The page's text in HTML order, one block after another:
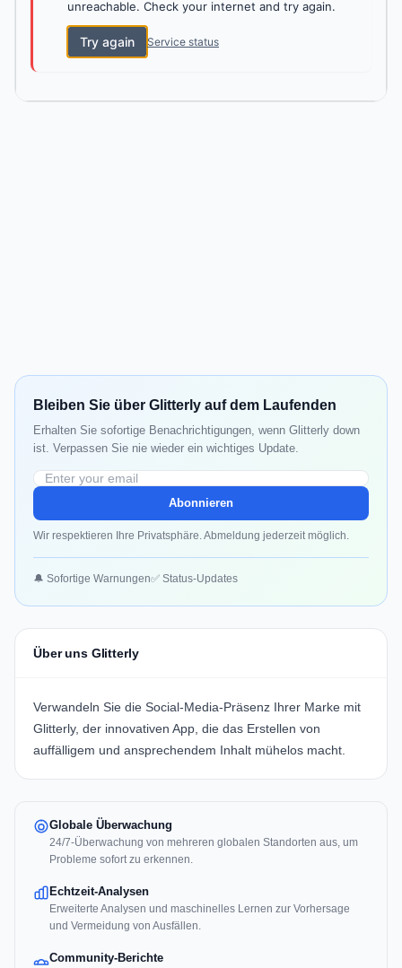
unreachable. Check your internet and try again.
Try again Service status
Bleiben Sie über Glitterly auf dem Laufenden
Erhalten Sie sofortige Benachrichtigungen, wenn Glitterly down
ist. Verpassen Sie nie wieder ein wichtiges Update.
Abonnieren
Wir respektieren Ihre Privatsphäre. Abmeldung jederzeit möglich.
🔔 Sofortige Warnungen✅ Status-Updates
Über uns Glitterly
Verwandeln Sie die Social-Media-Präsenz Ihrer Marke mit
Glitterly, der innovativen App, die das Erstellen von
auffälligem und ansprechendem Inhalt mühelos macht.
Globale Überwachung
24/7-Überwachung von mehreren globalen Standorten aus, um
Probleme sofort zu erkennen.
Echtzeit-Analysen
Erweiterte Analysen und maschinelles Lernen zur Vorhersage
und Vermeidung von Ausfällen.
Community-Berichte